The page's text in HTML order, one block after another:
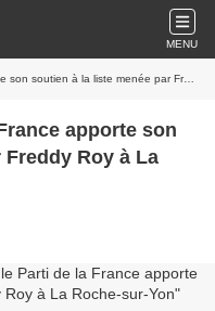
MENU
liste menée par Freddy Roy à La Roche-sur-Yon
apporte son
Roy à La